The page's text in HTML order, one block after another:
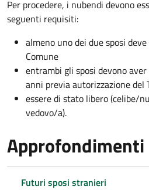
Per procedere, i nubendi devono
seguenti requisiti:
almeno uno dei due sposi
Comune
entrambi gli sposi devono
anni previa autorizzazione del
essere di stato libero (celibe/
vedovo/a).
Approfondimenti
Futuri sposi stranieri